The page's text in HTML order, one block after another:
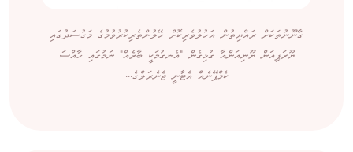
ގާނޫނުތަކަށް ރައްޔިތުން އަހުލުވެރިކޮށް ހޭލުންތެރިކުރުވުމުގެ މަގުސަދުގައި
ޔޫރަޕިއަން ޔޫނިއަންއާ ގުޅިގެން "އެނގުމަކީ ބާރެއް" ނަމުގައި ހާއްސަ
ކެމްޕޭނެއް އެޓާނީ ޖެނެރަލްގެ...